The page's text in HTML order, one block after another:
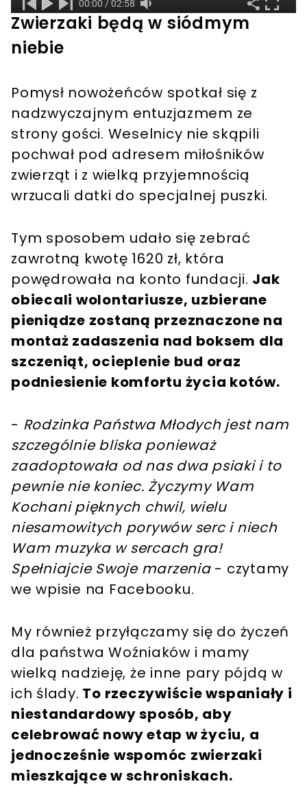
Zwierzaki będą w siódmym
niebie
Pomysł nowożeńców spotkał się z
nadzwyczajnym entuzjazmem ze
strony gości. Weselnicy nie skąpili
pochwał pod adresem miłośników
zwierząt i z wielką przyjemnością
wrzucali datki do specjalnej puszki.
Tym sposobem udało się zebrać
zawrotną kwotę 1620 zł, która
powędrowała na konto fundacji. Jak
obiecali wolontariusze, uzbierane
pieniądze zostaną przeznaczone na
montaż zadaszenia nad boksem dla
szczeniąt, ocieplenie bud oraz
podniesienie komfortu życia kotów.
- Rodzinka Państwa Młodych jest nam
szczególnie bliska ponieważ
zaadoptowała od nas dwa psiaki i to
pewnie nie koniec. Życzymy Wam
Kochani pięknych chwil, wielu
niesamowitych porywów serc i niech
Wam muzyka w sercach gra!
Spełniajcie Swoje marzenia - czytamy
we wpisie na Facebooku.
My również przyłączamy się do życzeń
dla państwa Woźniaków i mamy
wielką nadzieję, że inne pary pójdą w
ich ślady. To rzeczywiście wspaniały i
niestandardowy sposób, aby
celebrować nowy etap w życiu, a
jednocześnie wspomóc zwierzaki
mieszkające w schroniskach.